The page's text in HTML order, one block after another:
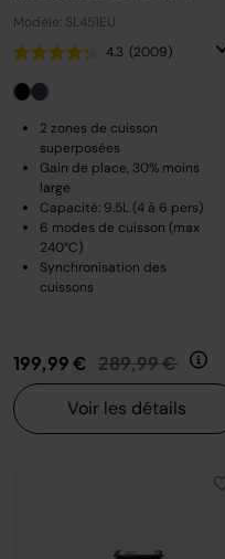
Modèle: SL451EU
4.3 (2009)
2 zones de cuisson
superposées
Gain de place, 30% moins
large
Capacité: 9.5L (4 à 6 pers)
6 modes de cuisson (max
240°C)
Synchronisation des
cuissons
199,99 € Prix réduit de
289,99 € au
Voir les détails